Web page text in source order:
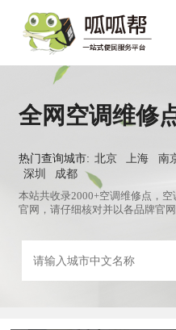
全网空调维修
热门查询城市: 北京 上海 南
深圳
成都
本站共收录2000+空调维修点，
官网，请仔细核对并以各品牌官